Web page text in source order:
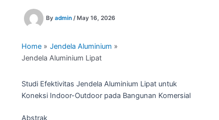
By admin / May 16, 2026
Home
Jendela Aluminium
Jendela Aluminium Lipat
Studi Efektivitas Jendela Aluminium Lipat untuk
Koneksi Indoor-Outdoor pada Bangunan Komersial
Abstrak